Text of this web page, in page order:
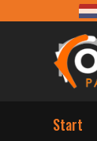
Start